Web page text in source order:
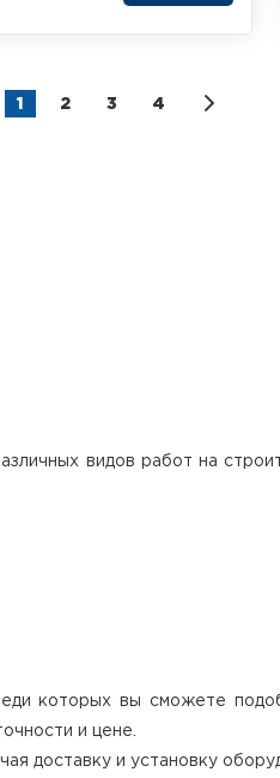
1 2 3 4
видов работ на
которых вы сможете
и цене.
доставку и установку